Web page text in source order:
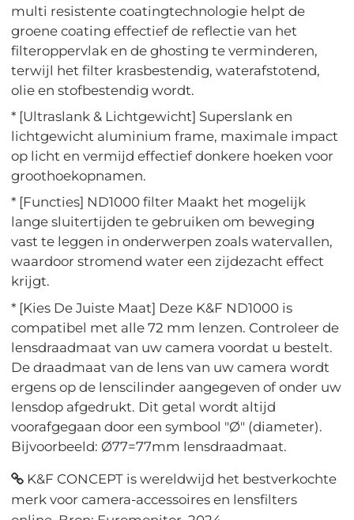
multi resistente coatingtechnologie helpt de
groene coating effectief de reflectie van het
filteroppervlak en de ghosting te verminderen,
terwijl het filter krasbestendig, waterafstotend,
olie en stofbestendig wordt.
* [Ultraslank & Lichtgewicht] Superslank en
lichtgewicht aluminium frame, maximale impact
op licht en vermijd effectief donkere hoeken voor
groothoekopnamen.
* [Functies] ND1000 filter Maakt het mogelijk
lange sluitertijden te gebruiken om beweging
vast te leggen in onderwerpen zoals watervallen,
waardoor stromend water een zijdezacht effect
krijgt.
* [Kies De Juiste Maat] Deze K&F ND1000 is
compatibel met alle 72 mm lenzen. Controleer de
lensdraadmaat van uw camera voordat u bestelt.
De draadmaat van de lens van uw camera wordt
ergens op de lenscilinder aangegeven of onder uw
lensdop afgedrukt. Dit getal wordt altijd
voorafgegaan door een symbool "Ø" (diameter).
Bijvoorbeeld: Ø77=77mm lensdraadmaat.
K&F CONCEPT is wereldwijd het bestverkochte
merk voor camera-accessoires en lensfilters